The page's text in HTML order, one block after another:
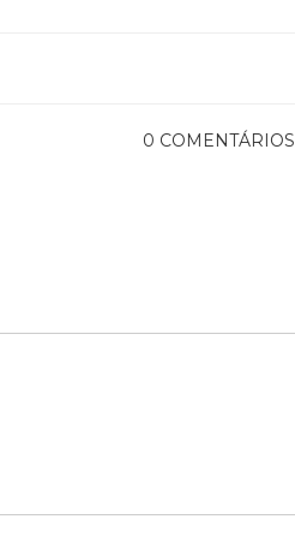
0 COMENTÁRIOS